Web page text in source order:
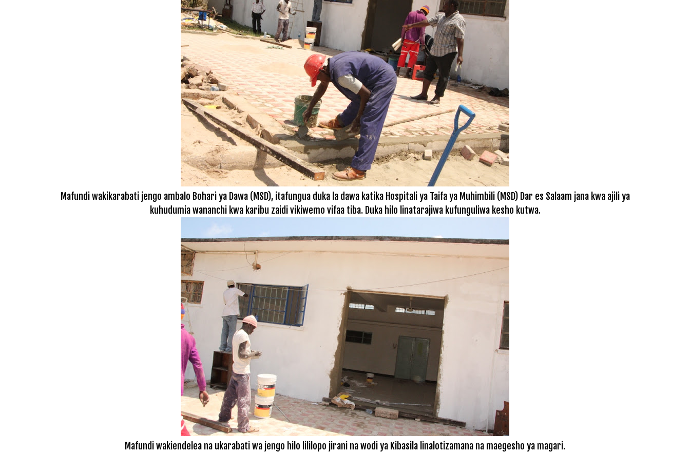
Mafundi wakikarabati jengo ambalo Bohari ya Dawa (MSD), itafungua duka la dawa katika Hospitali ya Taifa ya Muhimbili (MSD) Dar es Salaam jana kwa ajili ya
kuhudumia wananchi kwa karibu zaidi vikiwemo vifaa tiba. Duka hilo linatarajiwa kufunguliwa kesho kutwa.
Mafundi wakiendelea na ukarabati wa jengo hilo lililopo jirani na wodi ya Kibasila linalotizamana na maegesho ya magari.